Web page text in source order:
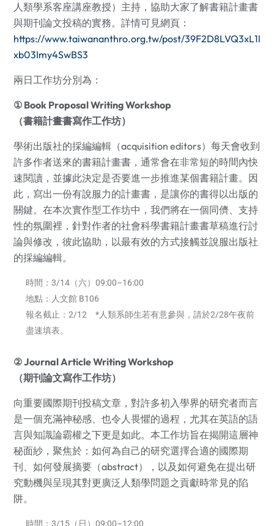
人類學系客座講座教授）主持，協助大家了解書籍計畫書
與期刊論文投稿的實務。詳情可見網頁：
https://www.taiwananthro.org.tw/post/39F2D8LVQ3xL1l
xb03Imy4SwBS3
兩日工作坊分別為：
① Book Proposal Writing Workshop
（書籍計畫書寫作工作坊）
學術出版社的採編編輯（acquisition editors）每天會收到
許多作者送來的書籍計畫書，通常會在非常短的時間內快
速閱讀，並據此決定是否要進一步推進某個書籍計畫。因
此，寫出一份有說服力的計畫書，是讓你的書得以出版的
關鍵。在本次實作型工作坊中，我們將在一個同儕、支持
性的氛圍裡，針對作者的社會科學書籍計畫書草稿進行討
論與修改，彼此協助，以最有效的方式接觸並說服出版社
的採編編輯。
時間：3/14（六）09:00–16:00
地點：人文館 B106
報名截止：2/12 *人類系師生若有意參與，請於2/28午夜前
盡速填表。
② Journal Article Writing Workshop
（期刊論文寫作工作坊）
向重要國際期刊投稿文章，對許多初入學界的研究者而言
是一個充滿神秘感、也令人畏懼的過程，尤其在英語的語
言與知識論霸權之下更是如此。本工作坊旨在揭開這層神
秘面紗，聚焦於：如何為自己的研究選擇合適的國際期
刊、如何發展摘要（abstract），以及如何避免在提出研
究動機與呈現其對更廣泛人類學問題之貢獻時常見的陷
阱。
時間：3/15（日）09:00–12:00